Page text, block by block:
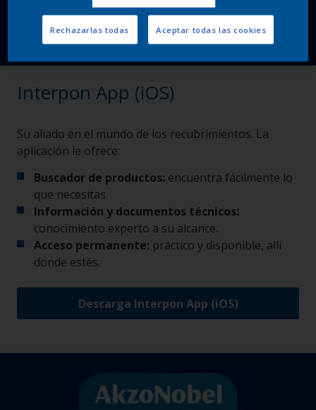
Interpon App (iOS)
Su aliado en el mundo de los recubrimientos. La
aplicación le ofrece:
Buscador de productos: encuentra fácilmente lo
que necesitas.
Información y documentos técnicos:
conocimiento experto a su alcance.
Acceso permanente: práctico y disponible, allí
donde estés.
Descarga Interpon App (iOS)
Rechazarlas todas Aceptar todas las cookies